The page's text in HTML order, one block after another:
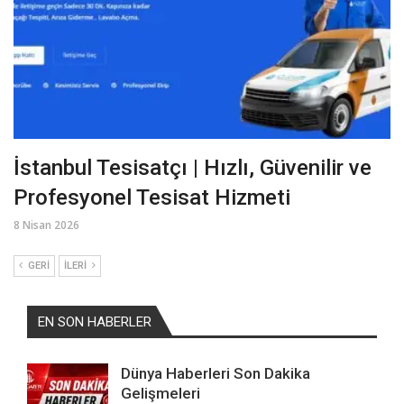
İstanbul Tesisatçı | Hızlı, Güvenilir ve
Profesyonel Tesisat Hizmeti
8 Nisan 2026
GERI İLERI
EN SON HABERLER
Dünya Haberleri Son Dakika
Gelişmeleri